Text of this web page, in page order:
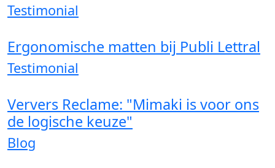
Testimonial
Ergonomische matten bij Publi Lettral
Testimonial
Ververs Reclame: "Mimaki is voor ons
de logische keuze"
Blog